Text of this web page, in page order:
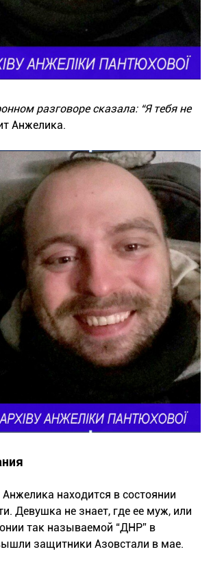
разговоре сказала: “Я тебя не
Анжелика.
находится в состоянии
Девушка не знает, где ее муж, или
так называемой “ДНР” в
защитники Азовстали в мае.